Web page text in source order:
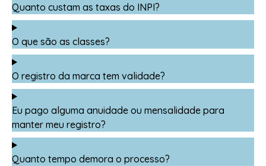
Quanto custam as taxas do INPI?
O que são as classes?
O registro da marca tem validade?
Eu pago alguma anuidade ou mensalidade para
manter meu registro?
Quanto tempo demora o processo?